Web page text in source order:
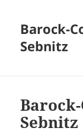
Barock-
Sebnitz
Sebnitz